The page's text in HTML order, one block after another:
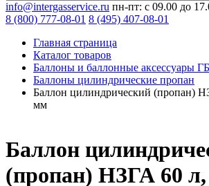
info@intergasservice.ru пн-пт: с 09.00 до
8 (800) 777-08-01 8 (495) 407-08-01
Главная страница
Каталог товаров
Баллоны и баллонные аксессуары
Баллоны цилиндрические пропан
Баллон цилиндрический (пропан)
мм
Баллон
(пропан) НЗГА 60 л,